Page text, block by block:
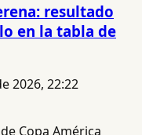
resultado
en la tabla de
2026, 22:22